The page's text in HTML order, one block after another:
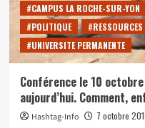
aux
États-
Unis
#CAMPUS LA ROCHE-SUR-YON
#POLITIQUE
#RESSOURCES
#UNIVERSITE PERMANENTE
Conférence le 10
aujourd’hui. Comment,
Hashtag-Info
7 octobre